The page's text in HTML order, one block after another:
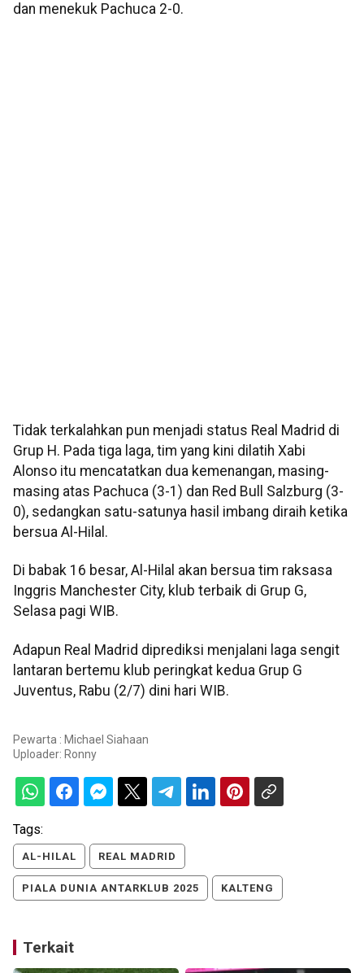
dan menekuk Pachuca 2-0.
Tidak terkalahkan pun menjadi status Real Madrid di
Grup H. Pada tiga laga, tim yang kini dilatih Xabi
Alonso itu mencatatkan dua kemenangan, masing-
masing atas Pachuca (3-1) dan Red Bull Salzburg (3-
0), sedangkan satu-satunya hasil imbang diraih ketika
bersua Al-Hilal.
Di babak 16 besar, Al-Hilal akan bersua tim raksasa
Inggris Manchester City, klub terbaik di Grup G,
Selasa pagi WIB.
Adapun Real Madrid diprediksi menjalani laga sengit
lantaran bertemu klub peringkat kedua Grup G
Juventus, Rabu (2/7) dini hari WIB.
Pewarta : Michael Siahaan
Uploader: Ronny
Tags:
AL-HILAL REAL MADRID
PIALA DUNIA ANTARKLUB 2025 KALTENG
Terkait